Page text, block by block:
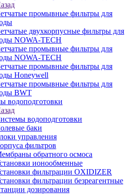
промывные фильтры для
двухкорпусные фильтры для
NOWA-TECH
промывные фильтры для
NOWA-TECH
промывные фильтры для
Honeywell
промывные фильтры для
BWT
водоподготовки
водоподготовки
баки
управления
фильтров
обратного осмоса
ионообменные
фильтрации OXIDIZER
фильтрации безреагентные
дозирования